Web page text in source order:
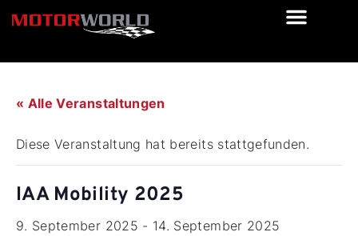
« Alle Veranstaltungen
Diese Veranstaltung hat bereits stattgefunden.
IAA Mobility 2025
9. September 2025 - 14. September 2025